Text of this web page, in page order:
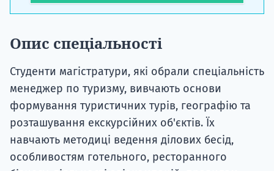
Опис спеціальності
Студенти магістратури, які обрали спеціальність
менеджер по туризму, вивчають основи
формування туристичних турів, географію та
розташування екскурсійних об'єктів. Їх
навчають методиці ведення ділових бесід,
особливостям готельного, ресторанного